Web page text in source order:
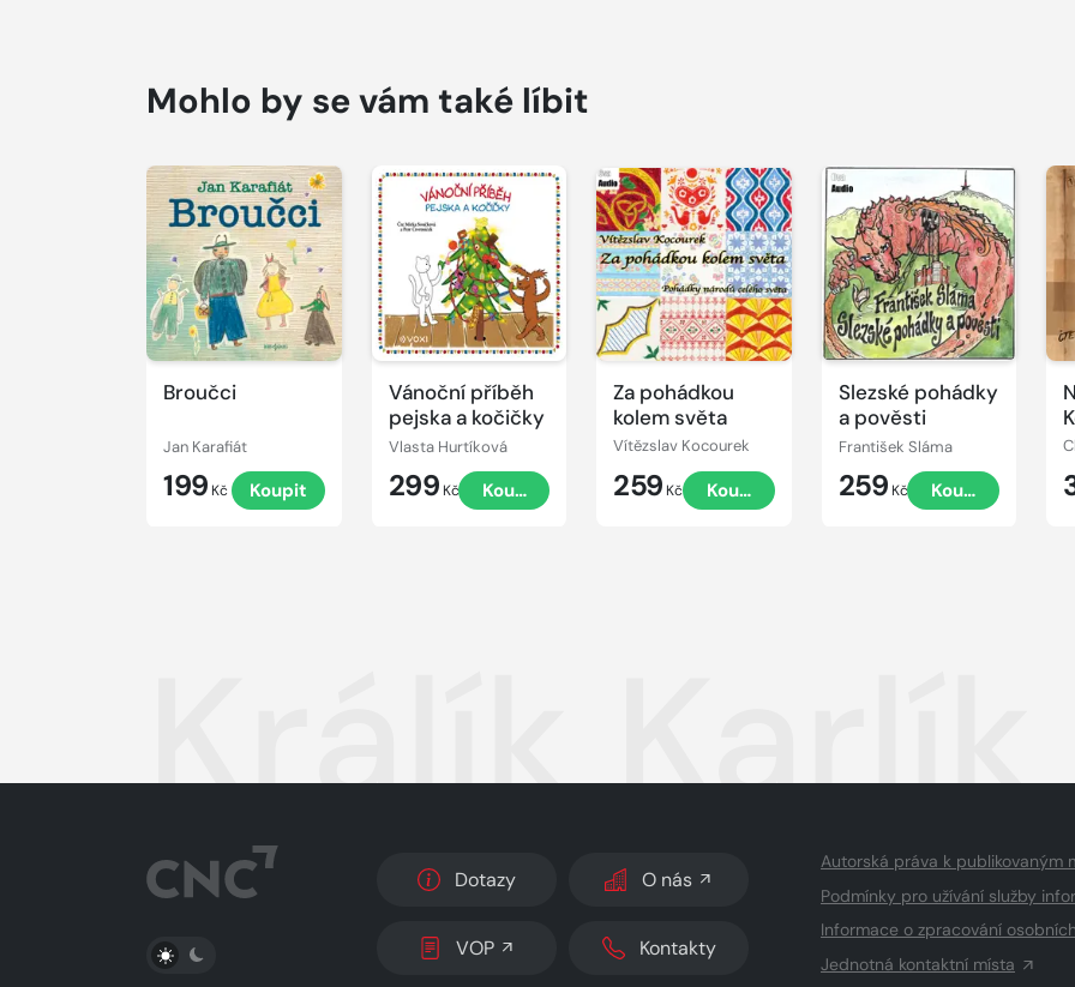
Mohlo by se vám také líbit
Broučci
Jan Karafiát
199 Kč Koupit
Přehrát
ukázku
Vánoční příběh
pejska a kočičky
Vlasta Hurtíková
299 Kč Koupit
Přehrát
ukázku
Za pohádkou
kolem světa
Vítězslav Kocourek
259 Kč Koupit
Přehrát
ukázku
Slezské pohádky
a pověsti
František Sláma
259 Kč Koupit
Přehrát
ukázku
Králík Karlík
PŘEPNOUT SVĚTLÝ/TMAVÝ REŽIM
Dotazy O nás
VOP Kontakty
Autorská práva k publikovaným
Podmínky pro užívání služby
Informace o zpracování
Jednotná kontaktní místa